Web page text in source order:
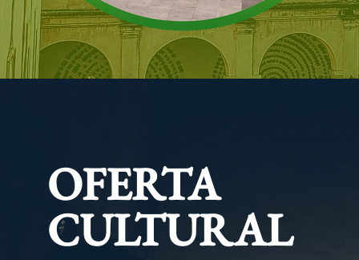
OFERTA
CULTURAL